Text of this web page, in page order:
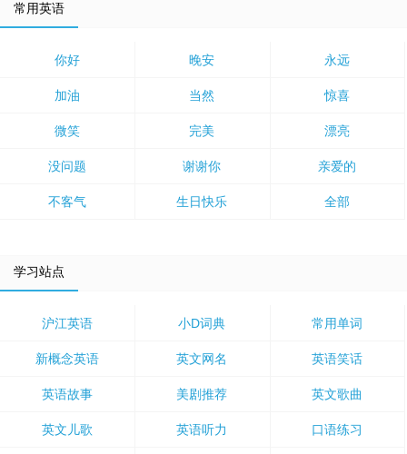
常用英语
你好 晚安 永远
加油 当然 惊喜
微笑 完美 漂亮
没问题 谢谢你 亲爱的
不客气 生日快乐 全部
学习站点
沪江英语 小D词典 常用单词
新概念英语 英文网名 英语笑话
英语故事 美剧推荐 英文歌曲
英文儿歌 英语听力 口语练习